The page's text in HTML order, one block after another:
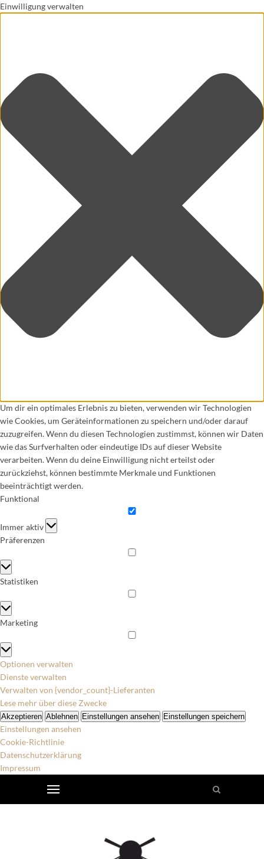
Einwilligung verwalten
Um dir ein optimales Erlebnis zu bieten, verwenden wir Technologien
wie Cookies, um Geräteinformationen zu speichern und/oder darauf
zuzugreifen. Wenn du diesen Technologien zustimmst, können wir Daten
wie das Surfverhalten oder eindeutige IDs auf dieser Website
verarbeiten. Wenn du deine Einwilligung nicht erteilst oder
zurückziehst, können bestimmte Merkmale und Funktionen
beeinträchtigt werden.
Funktional
Funktional
Immer aktiv
Präferenzen
Präferenzen
Statistiken
Statistiken
Marketing
Marketing
Optionen verwalten
Dienste verwalten
Verwalten von {vendor_count}-Lieferanten
Lese mehr über diese Zwecke
Akzeptieren Ablehnen Einstellungen ansehen Einstellungen speichern
Einstellungen ansehen
Cookie-Richtlinie
Datenschutzerklärung
Impressum